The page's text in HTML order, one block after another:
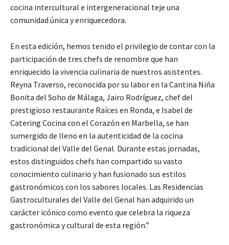
cocina intercultural e intergeneracional teje una
comunidad única y enriquecedora.
En esta edición, hemos tenido el privilegio de contar con la
participación de tres chefs de renombre que han
enriquecido la vivencia culinaria de nuestros asistentes.
Reyna Traverso, reconocida por su labor en la Cantina Niña
Bonita del Soho de Málaga, Jairo Rodríguez, chef del
prestigioso restaurante Raíces en Ronda, e Isabel de
Catering Cocina con el Corazón en Marbella, se han
sumergido de lleno en la autenticidad de la cocina
tradicional del Valle del Genal. Durante estas jornadas,
estos distinguidos chefs han compartido su vasto
conocimiento culinario y han fusionado sus estilos
gastronómicos con los sabores locales. Las Residencias
Gastroculturales del Valle del Genal han adquirido un
carácter icónico como evento que celebra la riqueza
gastronómica y cultural de esta región.”